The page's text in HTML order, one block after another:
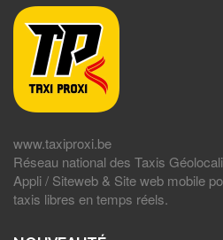
www.taxiproxi.be
Réseau national des Taxis
Appli / Siteweb & Site web mobile
taxis libres en temps réels.